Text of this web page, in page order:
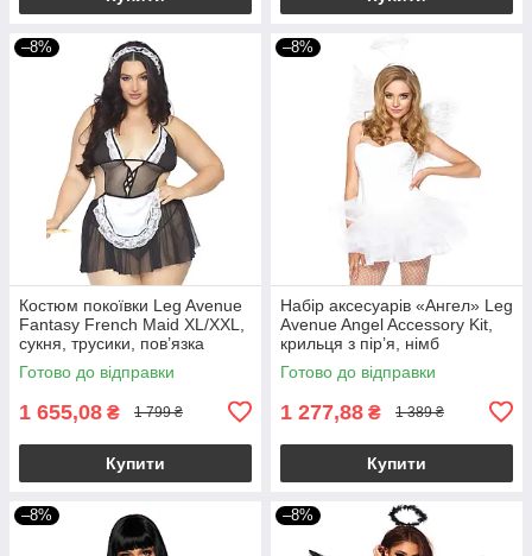
–8%
Костюм покоївки Leg Avenue
Fantasy French Maid XL/XXL,
сукня, трусики, пов’язка
Готово до відправки
1 655,08 ₴ 1 799 ₴
Купити
–8%
Набір аксесуарів «Ангел» Leg
Avenue Angel Accessory Kit,
крильця з пір’я, німб
Готово до відправки
1 277,88 ₴ 1 389 ₴
Купити
–8% –8%